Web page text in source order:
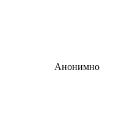
Анонимно